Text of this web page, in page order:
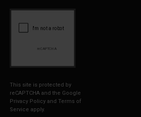
This site is protected by
reCAPTCHA and the Google
Privacy Policy and Terms of
Service apply.